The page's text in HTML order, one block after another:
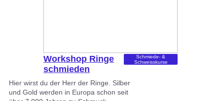
Workshop Ringe
schmieden
Schmiede- &
Schweisskurse
Hier wirst du der Herr der Ringe. Silber
und Gold werden in Europa schon seit